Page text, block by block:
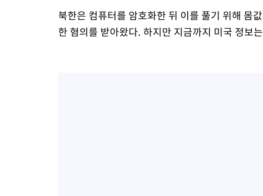
북한은 컴퓨터를 암호화한 뒤 이를 풀기 위해 몸
한 혐의를 받아왔다. 하지만 지금까지 미국 정보